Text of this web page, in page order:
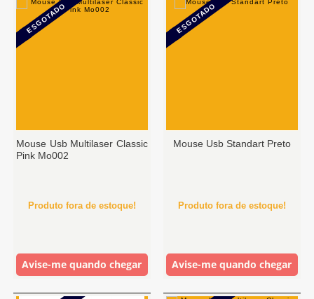
ESGOTADO
Mouse Usb Multilaser Classic
Pink Mo002
Produto fora de estoque!
Avise-me quando chegar
ESGOTADO
Mouse Usb Standart Preto
Produto fora de estoque!
Avise-me quando chegar